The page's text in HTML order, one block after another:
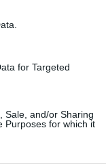
for Targeted
Sale, and/or Sharing
Purposes for which it